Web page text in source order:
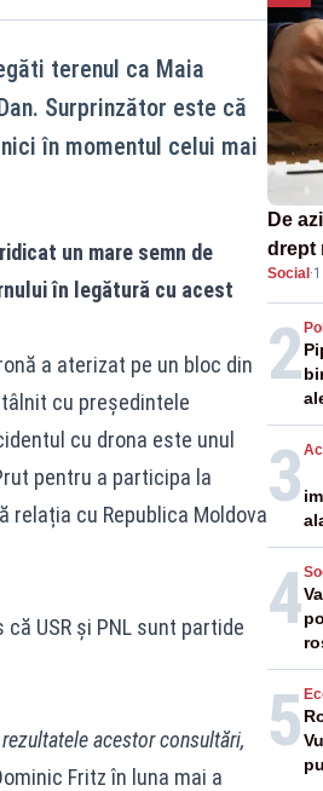
terenul ca Maia
Surprinzător este că
în momentul celui mai
un mare semn de
în legătură cu acest
a aterizat pe un bloc din
cu președintele
cu drona este unul
pentru a participa la
relația cu Republica Moldova
USR și PNL sunt partide
acestor consultări,
Fritz în luna mai a
De
drept
strică
Social·
2
3
4
5